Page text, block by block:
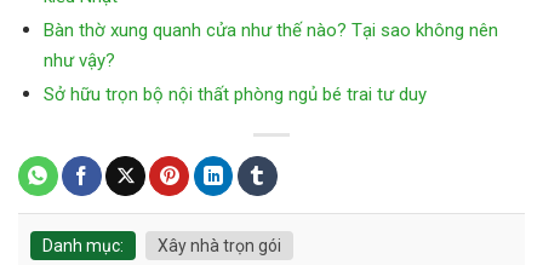
Bàn thờ xung quanh cửa như thế nào? Tại sao không nên
như vậy?
Sở hữu trọn bộ nội thất phòng ngủ bé trai tư duy
Danh mục: Xây nhà trọn gói